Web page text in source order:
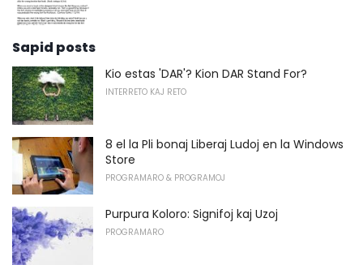
Sapid posts
Kio estas 'DAR'? Kion DAR Stand For?
INTERRETO KAJ RETO
8 el la Pli bonaj Liberaj Ludoj en la Windows
Store
PROGRAMARO & PROGRAMOJ
Purpura Koloro: Signifoj kaj Uzoj
PROGRAMARO